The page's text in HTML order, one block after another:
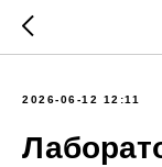
2026-06-12 12:11